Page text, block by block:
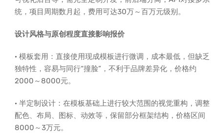
统，项目周期数月起，费用可达30万～百万元级别。
设计风格与原创程度直接影响报价
· 模板套用：直接使用现成模板进行微调，成本最低，但缺乏
独特性，容易与同行“撞脸”，不利于品牌差异化，价格约
2000～8000元。
· 半定制设计：在模板基础上进行较大范围的视觉重构，调整
配色、布局、图标、动效等，保留部分框架结构，价格区间
8000～3万元。